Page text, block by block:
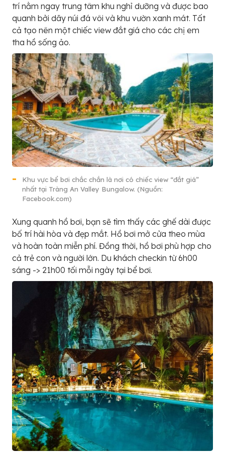
trí nằm ngay trung tâm khu nghỉ dưỡng và được bao
quanh bởi dãy núi đá vôi và khu vườn xanh mát. Tất
cả tạo nên một chiếc view đắt giá cho các chị em
tha hồ sống ảo.
Khu vực bể bơi chắc chắn là nơi có chiếc view “đắt giá”
nhất tại Tràng An Valley Bungalow. (Nguồn:
Facebook.com)
Xung quanh hồ bơi, bạn sẽ tìm thấy các ghế dài được
bố trí hài hòa và đẹp mắt. Hồ bơi mở cửa theo mùa
và hoàn toàn miễn phí. Đồng thời, hồ bơi phù hợp cho
cả trẻ con và người lớn. Du khách checkin từ 6h00
sáng -> 21h00 tối mỗi ngày tại bể bơi.